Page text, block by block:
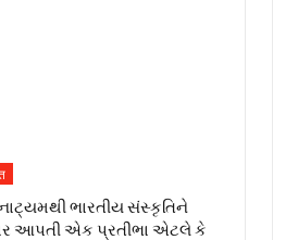
ભારતીય સંસ્કૃતિને
આપતી એક પ્રતીભા એટલે કે‌